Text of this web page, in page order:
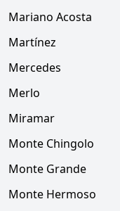
Mariano Acosta
Martínez
Mercedes
Merlo
Miramar
Monte Chingolo
Monte Grande
Monte Hermoso